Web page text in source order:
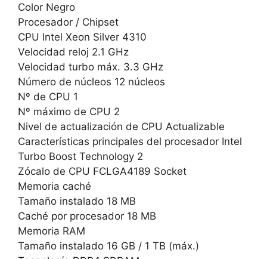
Color Negro
Procesador / Chipset
CPU Intel Xeon Silver 4310
Velocidad reloj 2.1 GHz
Velocidad turbo máx. 3.3 GHz
Número de núcleos 12 núcleos
Nº de CPU 1
Nº máximo de CPU 2
Nivel de actualización de CPU Actualizable
Características principales del procesador Intel
Turbo Boost Technology 2
Zócalo de CPU FCLGA4189 Socket
Memoria caché
Tamaño instalado 18 MB
Caché por procesador 18 MB
Memoria RAM
Tamaño instalado 16 GB / 1 TB (máx.)